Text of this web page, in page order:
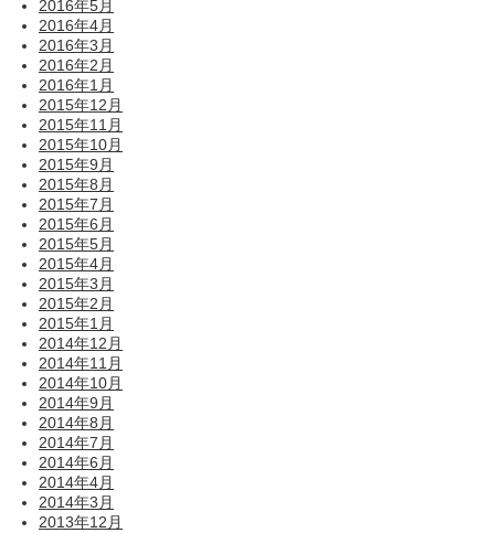
2016年5月
2016年4月
2016年3月
2016年2月
2016年1月
2015年12月
2015年11月
2015年10月
2015年9月
2015年8月
2015年7月
2015年6月
2015年5月
2015年4月
2015年3月
2015年2月
2015年1月
2014年12月
2014年11月
2014年10月
2014年9月
2014年8月
2014年7月
2014年6月
2014年4月
2014年3月
2013年12月